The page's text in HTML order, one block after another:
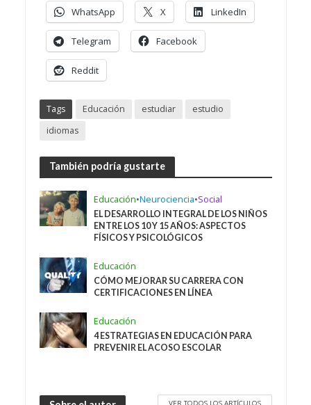
WhatsApp X LinkedIn
Telegram Facebook
Reddit
Tags Educación estudiar
estudio
idiomas
También podría gustarte
Educación•Neurociencia•Social
EL DESARROLLO INTEGRAL DE LOS NIÑOS
ENTRE LOS 10 Y 15 AÑOS: ASPECTOS
FÍSICOS Y PSICOLÓGICOS
Educación
CÓMO MEJORAR SU CARRERA CON
CERTIFICACIONES EN LÍNEA
Educación
4 ESTRATEGIAS EN EDUCACIÓN PARA
PREVENIR EL ACOSO ESCOLAR
VER TODOS LOS ARTÍCULOS